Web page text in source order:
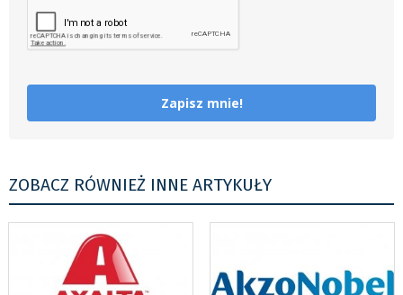
Zapisz mnie!
ZOBACZ RÓWNIEŻ INNE ARTYKUŁY